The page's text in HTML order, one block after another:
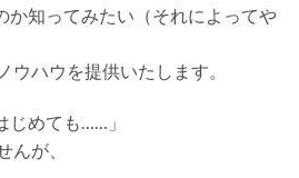
か知ってみたい（それによってや
ウハウを提供いたします。
じめても……」
んが、